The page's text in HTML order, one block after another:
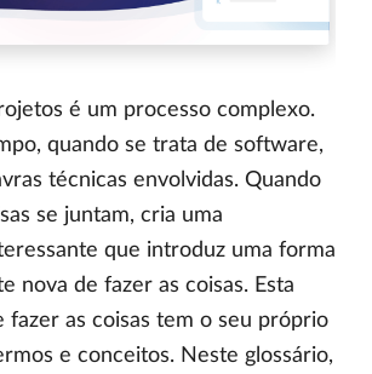
é um processo complexo.
quando se trata de software,
técnicas envolvidas. Quando
se juntam, cria uma
que introduz uma forma
nova de fazer as coisas. Esta
fazer as coisas tem o seu próprio
e conceitos. Neste glossário,